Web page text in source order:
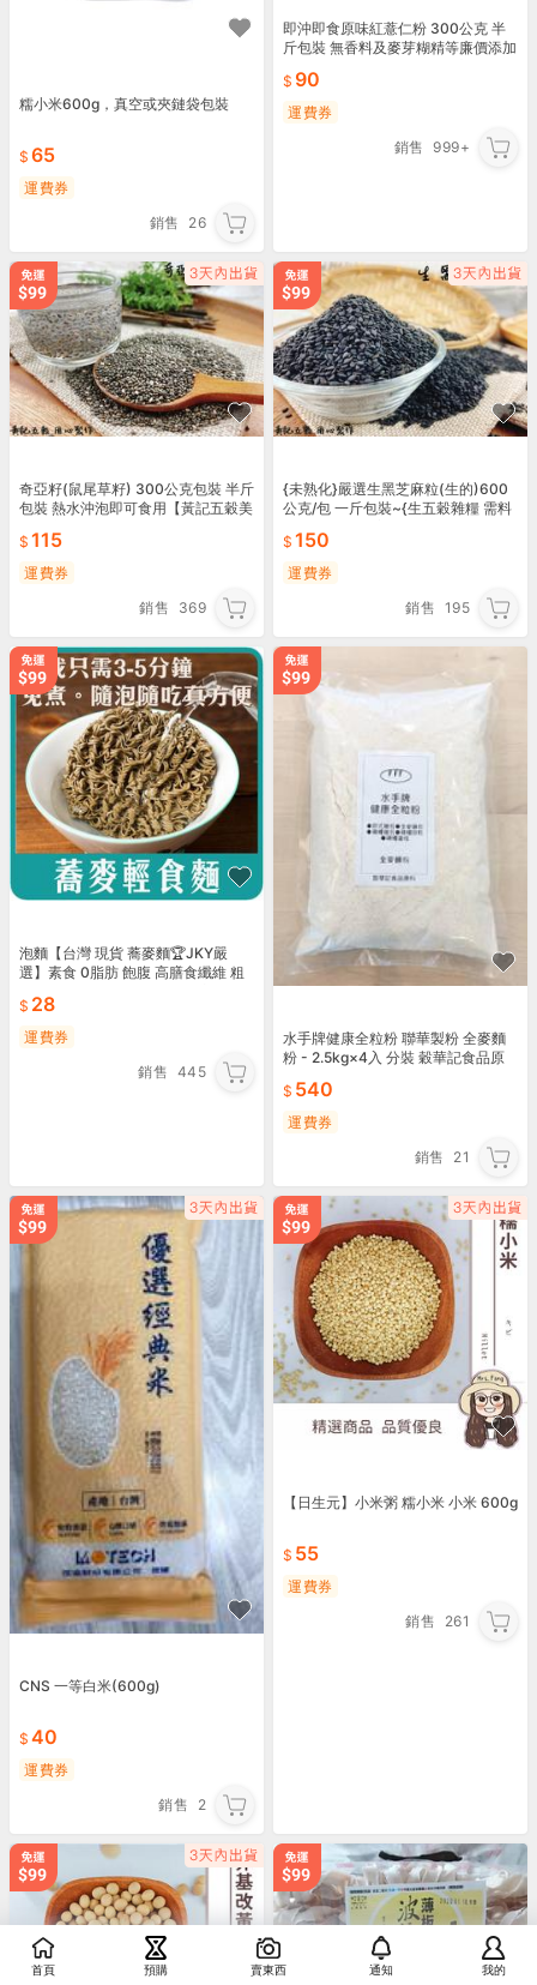
糯小米600g，真空或夾鏈袋包裝
65
運費券
銷售
26
即沖即食原味紅薏仁粉 300公克 半
斤包裝 無香料及麥芽糊精等廉價添加
五穀美味工坊】
90
運費券
銷售
999+
奇亞籽(鼠尾草籽) 300公克包裝 半斤
包裝 熱水沖泡即可食用【黃記五穀美
115
運費券
銷售
369
{未熟化}嚴選生黑芝麻粒(生的)600
公克/包 一斤包裝~{生五穀雜糧 需料
150
運費券
銷售 195
泡麵【台灣 現貨 蕎麥麵🏆JKY嚴
選】素食 0脂肪 飽腹 高膳食纖維 粗
28
運費券
銷售 445
水手牌健康全粒粉 聯華製粉 全麥麵
粉 - 2.5kg×4入 分裝 穀華記食品原
540
運費券
銷售
21
CNS 一等白米(600g)
40
運費券
銷售
2
【日生元】小米粥 糯小米 小米 600g
55
運費券
銷售
261
首頁 預購 賣東西 通知 我的